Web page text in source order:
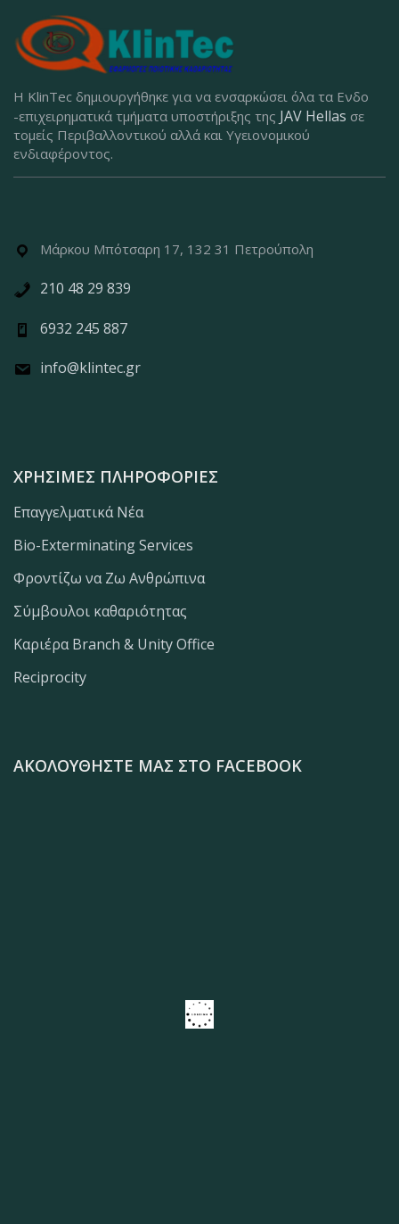
Η KlinTec δημιουργήθηκε για να ενσαρκώσει όλα τα Ενδο
-επιχειρηματικά τμήματα υποστήριξης της JAV Hellas σε
τομείς Περιβαλλοντικού αλλά και Υγειονομικού
ενδιαφέροντος.
Μάρκου Μπότσαρη 17, 132 31 Πετρούπολη
210 48 29 839
6932 245 887
info@klintec.gr
ΧΡΉΣΙΜΕΣ ΠΛΗΡΟΦΟΡΊΕΣ
Επαγγελματικά Νέα
Bio-Exterminating Services
Φροντίζω να Ζω Ανθρώπινα
Σύμβουλοι καθαριότητας
Καριέρα Branch & Unity Office
Reciprocity
ΑΚΟΛΟΥΘΉΣΤΕ ΜΑΣ ΣΤΟ FACEBOOK